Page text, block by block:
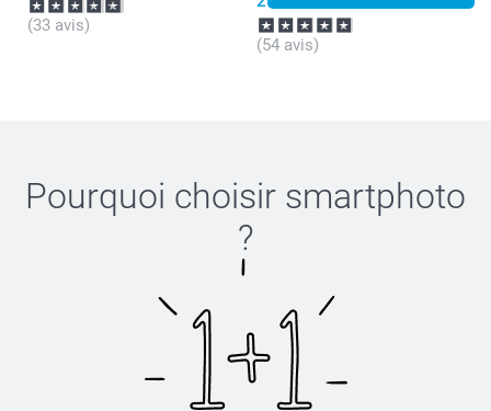
(33 avis)
(54 avis)
Pourquoi choisir smartphoto
?